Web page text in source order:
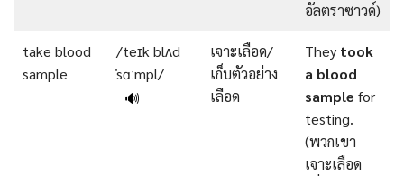
อัลตราซาวด์)
take blood
sample
/teɪk blʌd
ˈsɑːmpl/
🔊
เจาะเลือด/
เก็บตัวอย่าง
เลือด
They took
a blood
sample for
testing.
(พวกเขา
เจาะเลือด